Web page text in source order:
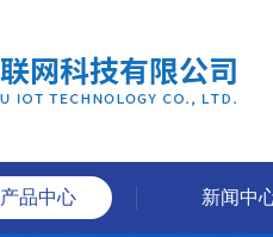
产品中心 新闻中